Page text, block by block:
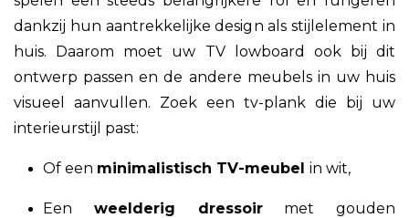
dankzij hun aantrekkelijke design als stijlelement in
huis. Daarom moet uw TV lowboard ook bij dit
ontwerp passen en de andere meubels in uw huis
visueel aanvullen. Zoek een tv-plank die bij uw
interieurstijl past:
Of een minimalistisch TV-meubel in wit,
Een weelderig dressoirmet gouden